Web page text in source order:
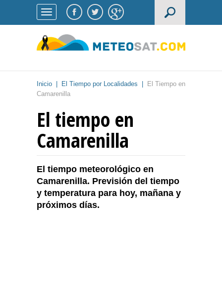
Inicio El Tiempo por Localidades
El Tiempo en
Camarenilla
El tiempo en
Camarenilla
El tiempo meteorológico en
Camarenilla. Previsión del tiempo
y temperatura para hoy, mañana y
próximos días.